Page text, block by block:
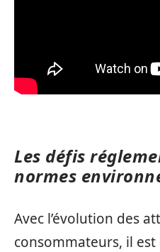
Les défis
normes
Avec l’évolution des
consommateurs, il est